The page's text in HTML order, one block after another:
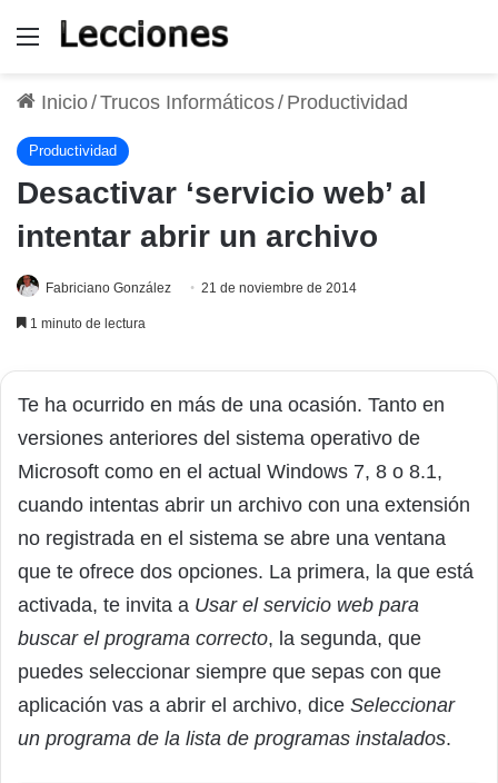
Menú
Inicio/Trucos Informáticos/ Productividad
Productividad
Desactivar ‘servicio web’ al
intentar abrir un archivo
Fabriciano González 21 de noviembre de 2014
1 minuto de lectura
Te ha ocurrido en más de una ocasión. Tanto en
versiones anteriores del sistema operativo de
Microsoft como en el actual Windows 7, 8 o 8.1,
cuando intentas abrir un archivo con una extensión
no registrada en el sistema se abre una ventana
que te ofrece dos opciones. La primera, la que está
activada, te invita a Usar el servicio web para
buscar el programa correcto, la segunda, que
puedes seleccionar siempre que sepas con que
aplicación vas a abrir el archivo, dice Seleccionar
un programa de la lista de programas instalados.